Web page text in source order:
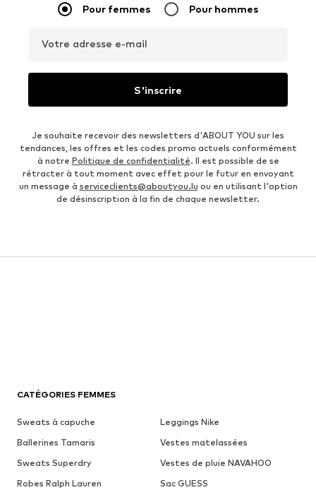
Pour femmes Pour hommes
Votre adresse e-mail
S'inscrire
Je souhaite recevoir des newsletters d'ABOUT YOU sur les
tendances, les offres et les codes promo actuels conformément
à notre Politique de confidentialité. Il est possible de se
rétracter à tout moment avec effet pour le futur en envoyant
un message à serviceclients@aboutyou.lu ou en utilisant l'option
de désinscription à la fin de chaque newsletter.
CATÉGORIES FEMMES
Sweats à capuche
Leggings Nike
Ballerines Tamaris
Vestes matelassées
Sweats Superdry
Vestes de pluie NAVAHOO
Robes Ralph Lauren
Sac GUESS